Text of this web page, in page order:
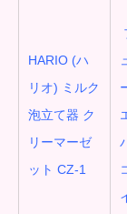
HARIO (ハ
リオ) ミルク
泡立て器 ク
リーマーゼ
ット CZ-1